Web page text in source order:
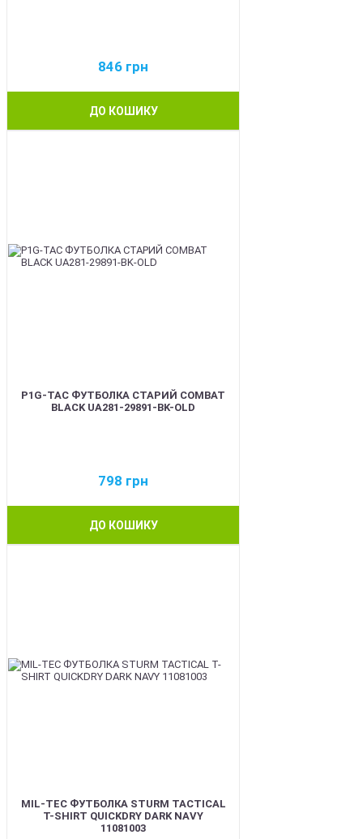
846 грн
ДО КОШИКУ
P1G-TAC ФУТБОЛКА СТАРИЙ COMBAT
BLACK UA281-29891-BK-OLD
798 грн
ДО КОШИКУ
MIL-TEC ФУТБОЛКА STURM TACTICAL
T-SHIRT QUICKDRY DARK NAVY
11081003